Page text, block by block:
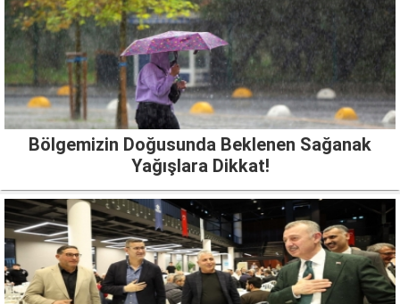
Bölgemizin Doğusunda Beklenen Sağanak
Yağışlara Dikkat!